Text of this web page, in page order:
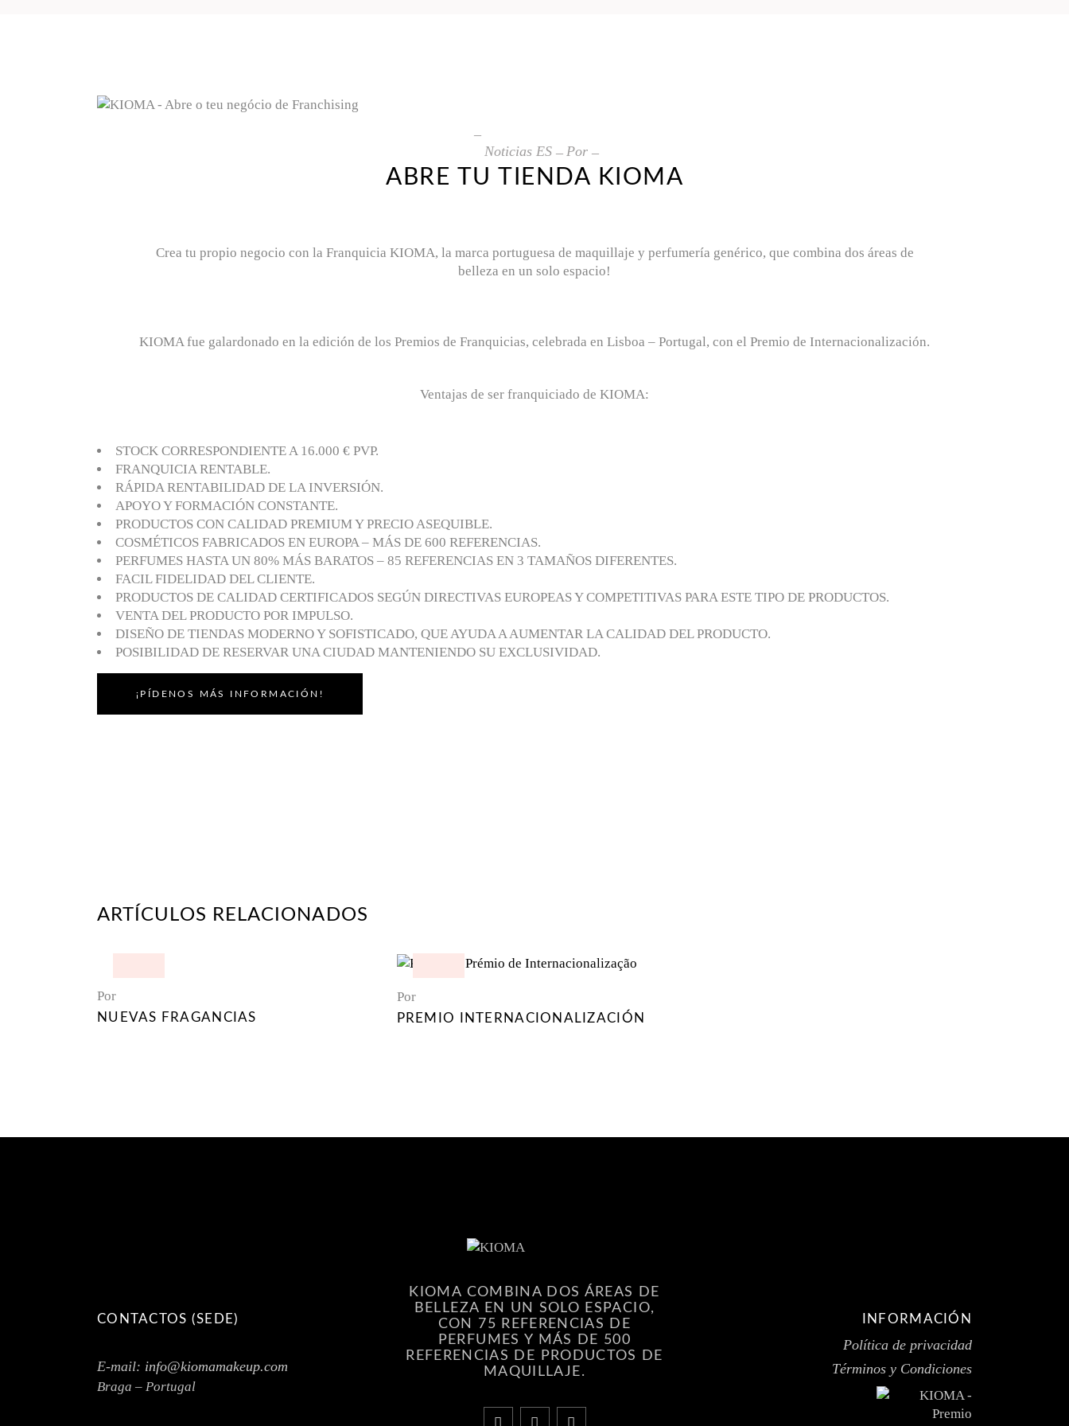
Noticias ES Por
ABRE TU TIENDA KIOMA
Crea tu propio negocio con la Franquicia KIOMA, la marca portuguesa de maquillaje y perfumería genérico, que combina dos áreas de
belleza en un solo espacio!
KIOMA fue galardonado en la edición de los Premios de Franquicias, celebrada en Lisboa – Portugal, con el Premio de Internacionalización.
Ventajas de ser franquiciado de KIOMA:
STOCK CORRESPONDIENTE A 16.000 € PVP.
FRANQUICIA RENTABLE.
RÁPIDA RENTABILIDAD DE LA INVERSIÓN.
APOYO Y FORMACIÓN CONSTANTE.
PRODUCTOS CON CALIDAD PREMIUM Y PRECIO ASEQUIBLE.
COSMÉTICOS FABRICADOS EN EUROPA – MÁS DE 600 REFERENCIAS.
PERFUMES HASTA UN 80% MÁS BARATOS – 85 REFERENCIAS EN 3 TAMAÑOS DIFERENTES.
FACIL FIDELIDAD DEL CLIENTE.
PRODUCTOS DE CALIDAD CERTIFICADOS SEGÚN DIRECTIVAS EUROPEAS Y COMPETITIVAS PARA ESTE TIPO DE PRODUCTOS.
VENTA DEL PRODUCTO POR IMPULSO.
DISEÑO DE TIENDAS MODERNO Y SOFISTICADO, QUE AYUDA A AUMENTAR LA CALIDAD DEL PRODUCTO.
POSIBILIDAD DE RESERVAR UNA CIUDAD MANTENIENDO SU EXCLUSIVIDAD.
¡PÍDENOS MÁS INFORMACIÓN!
ARTÍCULOS RELACIONADOS
Por
NUEVAS FRAGANCIAS
Por
PREMIO INTERNACIONALIZACIÓN
CONTACTOS (SEDE)
E-mail: info@kiomamakeup.com
Braga – Portugal
KIOMA COMBINA DOS ÁREAS DE
BELLEZA EN UN SOLO ESPACIO,
CON 75 REFERENCIAS DE
PERFUMES Y MÁS DE 500
REFERENCIAS DE PRODUCTOS DE
MAQUILLAJE.
INFORMACIÓN
Política de privacidad
Términos y Condiciones